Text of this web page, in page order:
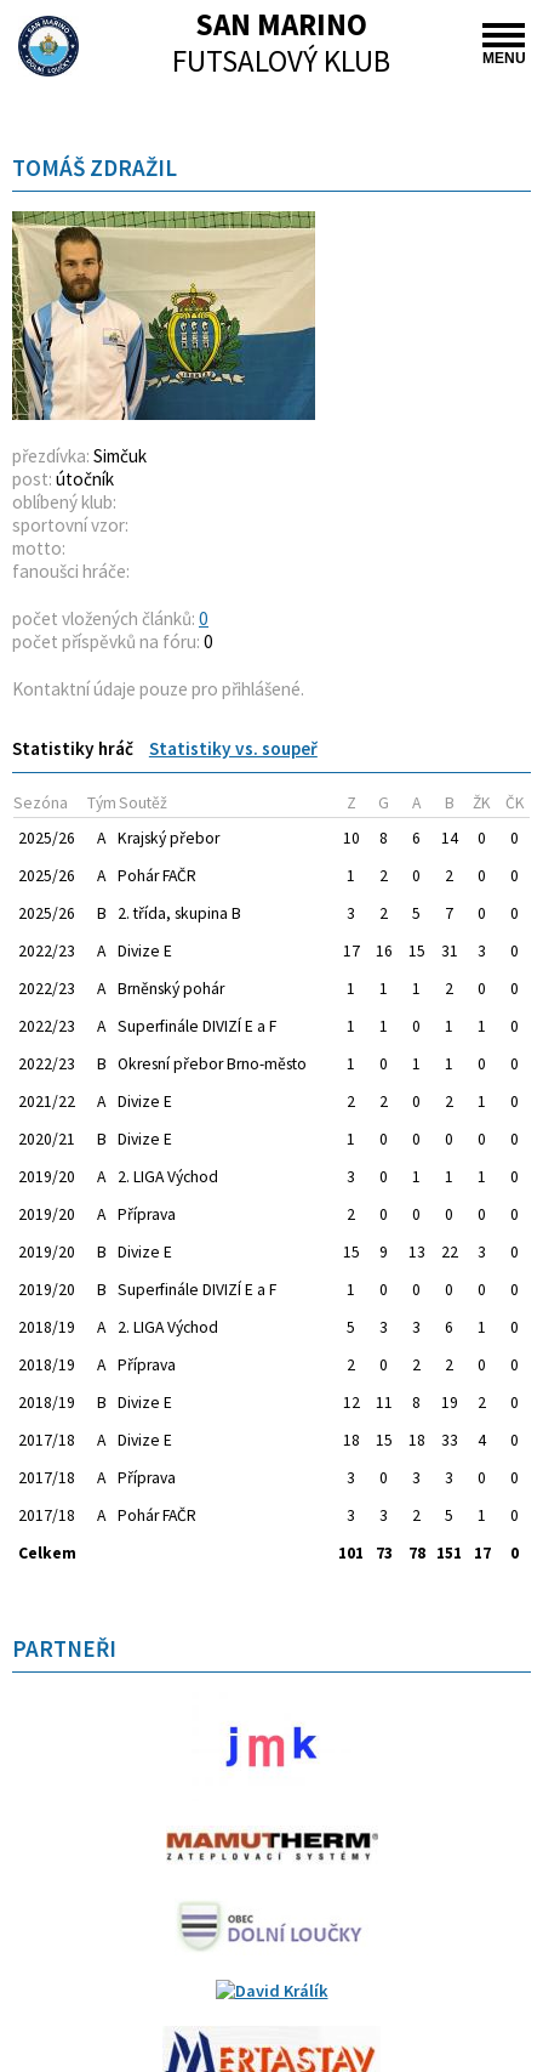
MENU
SAN MARINO
FUTSALOVÝ KLUB
TOMÁŠ ZDRAŽIL
přezdívka: Simčuk
post: útočník
oblíbený klub:
sportovní vzor:
motto:
fanoušci hráče:
počet vložených článků: 0
počet příspěvků na fóru: 0
Kontaktní údaje pouze pro přihlášené.
Statistiky hráč Statistiky vs. soupeř
Sezóna TýmSoutěž Z G A B ŽK
ČK
2025/26
A Krajský přebor 10 8 6 14 0
0
2025/26
A Pohár FAČR 1 2 0 2 0
0
2025/26
B 2. třída, skupina B 3 2 5 7 0
0
2022/23
A Divize E 17 16 15 31 3
0
2022/23
A Brněnský pohár 1 1 1 2 0
0
2022/23
A Superfinále DIVIZÍ E a F 1 1 0 1 1
0
2022/23
B Okresní přebor Brno-město 1 0 1 1 0
0
2021/22
A Divize E 2 2 0 2 1
0
2020/21
B Divize E 1 0 0 0 0
0
2019/20
A 2. LIGA Východ 3 0 1 1 1
0
2019/20
A Příprava 2 0 0 0 0
0
2019/20
B Divize E 15 9 13 22 3
0
2019/20
B Superfinále DIVIZÍ E a F 1 0 0 0 0
0
2018/19
A 2. LIGA Východ 5 3 3 6 1
0
2018/19
A Příprava 2 0 2 2 0
0
2018/19
B Divize E 12 11 8 19 2
0
2017/18
A Divize E 18 15 18 33 4
0
2017/18
A Příprava 3 0 3 3 0
0
2017/18
A Pohár FAČR 3 3 2 5 1
0
Celkem
101 73 78 151 17 0
PARTNEŘI